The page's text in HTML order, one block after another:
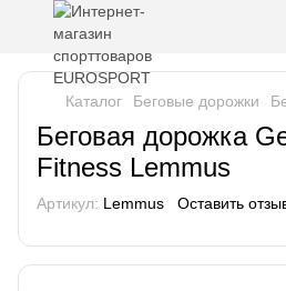
Каталог Беговые дорожки
Беговая дорожка
Fitness Lemmus
Артикул: Lemmus Оставить